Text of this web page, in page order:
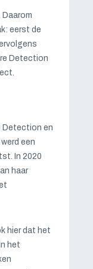
eerst de
Detection
Detection en
een
In 2020
haar
hier dat het
het